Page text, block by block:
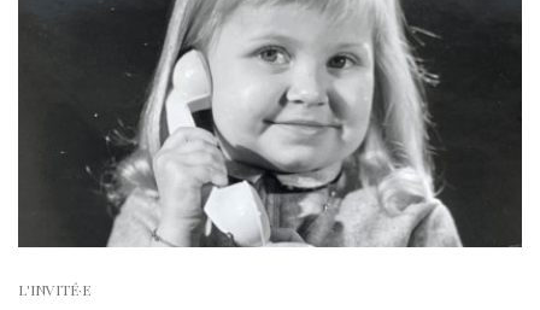
L'INVITÉ·E